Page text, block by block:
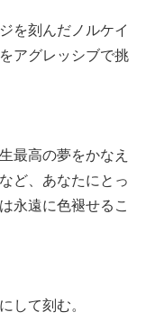
を刻んだノルケイ
アグレッシブで挑
最高の夢をかなえ
ど、あなたにとっ
永遠に色褪せるこ
して刻む。